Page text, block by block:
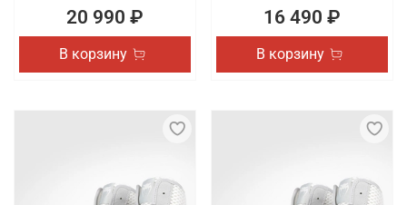
20 990 ₽
В корзину
16 490 ₽
В корзину